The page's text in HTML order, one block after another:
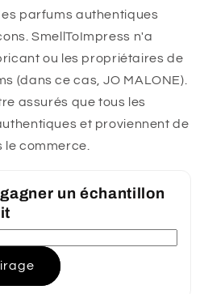
parfums authentiques
SmellToImpress n'a
ou les propriétaires de
(dans ce cas, JO MALONE).
assurés que tous les
et proviennent de
commerce.
un échantillon